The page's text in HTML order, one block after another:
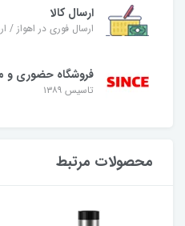
ارسال کالا
ارسال فوری در اهواز / ارسال 48ساعته به سراسر ایران
فروشگاه حضوری و مجازی
تاسیس ۱۳۸۹
محصولات مرتبط